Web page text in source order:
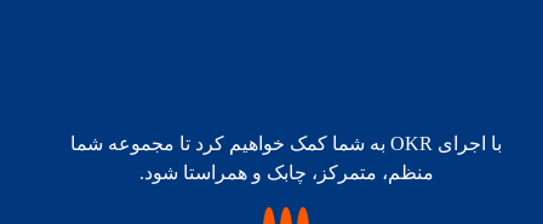
با اجرای OKR به شما کمک خواهیم کرد تا مجموعه شما
منظم، متمرکز، چابک و همراستا شود.